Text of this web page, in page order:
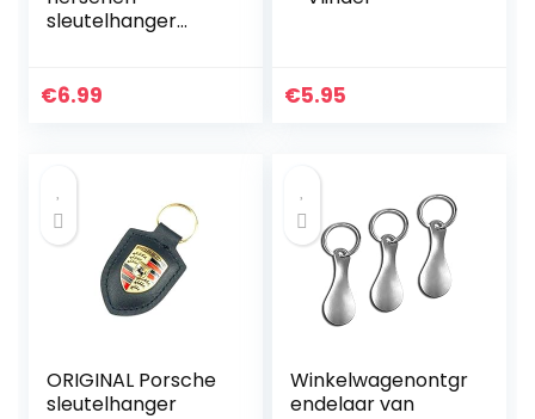
sleutelhanger
menselijk brein
€6.99 €5.95
ORIGINAL Porsche
sleutelhanger
Winkelwagenontgr
endelaar van